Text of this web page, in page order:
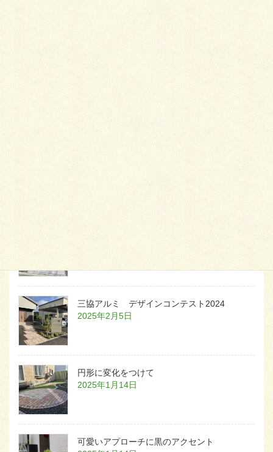
三協アルミ デザインコンテスト2024
2025年2月5日
円形に変化をつけて
2025年1月14日
可愛いアプローチに黒のアクセント